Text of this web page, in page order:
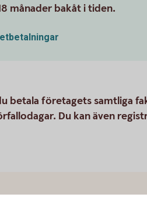
månader bakåt i tiden.
betala företagets samtliga
Du kan även